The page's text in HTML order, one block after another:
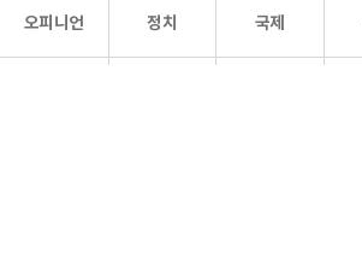
오피니언 정치 국제